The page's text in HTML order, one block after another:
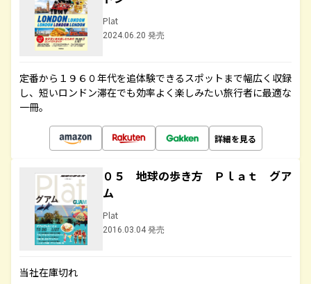
Plat
2024.06.20 発売
定番から１９６０年代を追体験できるスポットまで幅広く収録
し、短いロンドン滞在でも効率よく楽しみたい旅行者に最適な
一冊。
詳細を見る
０５ 地球の歩き方 Ｐｌａｔ グア
ム
Plat
2016.03.04 発売
当社在庫切れ